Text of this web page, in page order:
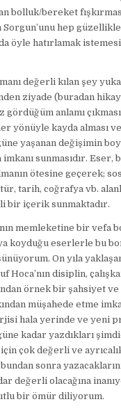
bolluk/bereket
Sorgun’unu hep
öyle hatırlamak
değerli kılan şey
ziyade (buradan
gördüğüm anlamı
yönüyle kayda alması
yaşanan değişimin
imkanı sunmasıdır. Eser,
ötesine geçerek;
tarih, coğrafya vb.
bir içerik sunmaktadır.
memleketine bir vefa
koyduğu eserlerle bu
On yıla
Hoca’nın disiplin,
örnek bir şahsiyet
müşahede etme
hala yerinde ve yeni
kadar yazdıkları
çok değerli ve
sonra
değerli olacağına
bir ömür diliyorum.